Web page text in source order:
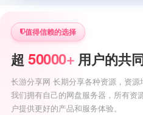
值得信赖的选择
超50000+ 用户的共
长游分享网 长期分享各种资源，资源
我们拥有自己的网盘服务器，所有资
户提供更好的产品和服务体验。